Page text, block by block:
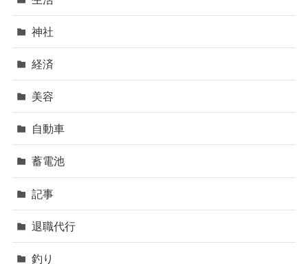
神社
経済
美容
自動車
蓄電池
記事
退職代行
釣り